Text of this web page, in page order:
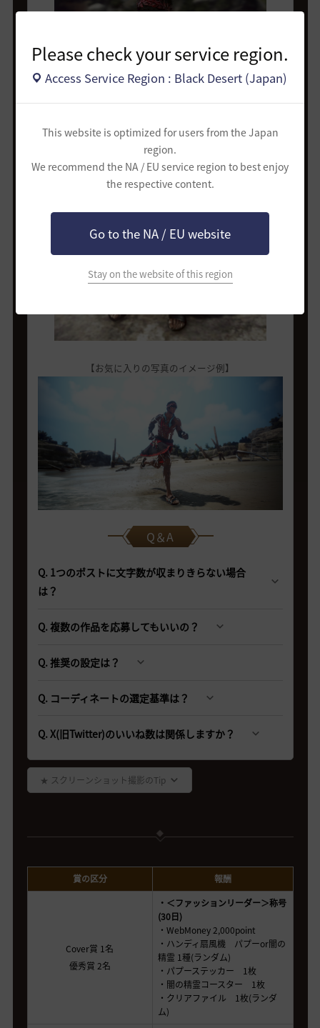
Please check your service region.
Access Service Region : Black Desert (Japan)
This website is optimized for users from the Japan
region.
We recommend the NA / EU service region to best enjoy
the respective content.
Go to the NA / EU website
Stay on the website of this region
【お気に入りの写真のイメージ例】
Q＆A
Q. 1つのポストに文字数が収まりきらない場合
は？
Q. 複数の作品を応募してもいいの？
Q. 推奨の設定は？
Q. コーディネートの選定基準は？
Q. X(旧Twitter)のいいね数は関係しますか？
★ スクリーンショット撮影のTip
賞の区分 報酬
Cover賞 1名
優秀賞 2名
・＜ファッションリーダー＞称号
(30日)
・WebMoney 2,000point
・ハンディ扇風機 パプーor闇の
精霊 1種(ランダム)
・パプーステッカー 1枚
・闇の精霊コースター 1枚
・クリアファイル 1枚(ランダ
ム)